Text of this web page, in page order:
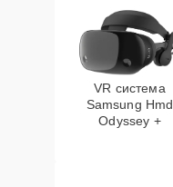
VR система
Samsung Hmd
Odyssey +